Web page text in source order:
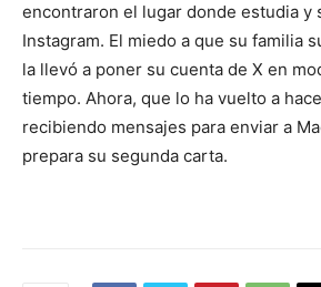
encontraron el lugar donde estudia y
Instagram. El miedo a que su familia
la llevó a poner su cuenta de X en
tiempo. Ahora, que lo ha vuelto a
recibiendo mensajes para enviar a
prepara su segunda carta.